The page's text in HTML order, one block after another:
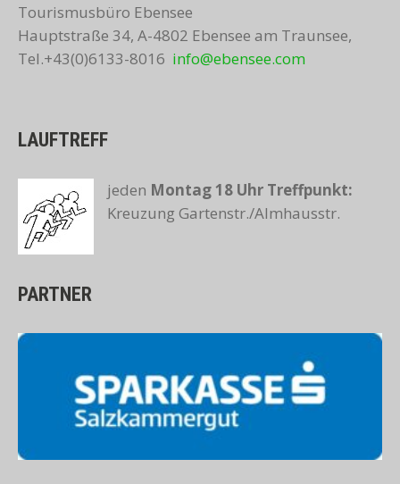
Tourismusbüro Ebensee
Hauptstraße 34, A-4802 Ebensee am Traunsee,
Tel.+43(0)6133-8016 info@ebensee.com
LAUFTREFF
jeden Montag 18 Uhr Treffpunkt:
Kreuzung Gartenstr./Almhausstr.
PARTNER